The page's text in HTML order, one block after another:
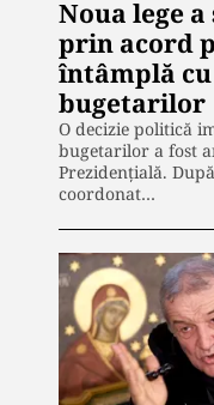
Noua lege
prin acord
întâmplă
bugetarilor
O decizie politică
bugetarilor a fost
Prezidențială.
coordonat…